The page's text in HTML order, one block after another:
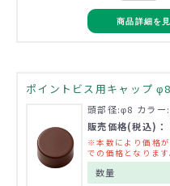
商品詳細を
ポイントビス用キャップ
頭部径:φ8 カラー
販売価格(税込)
※本数により価格
での価格となります
数量